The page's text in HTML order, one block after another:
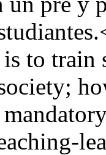
to train